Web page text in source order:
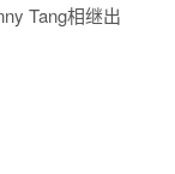
Tang相继出